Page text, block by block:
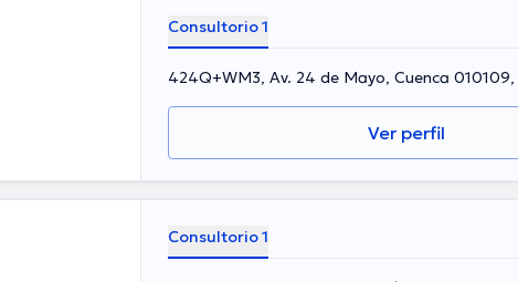
Consultorio 1
424Q+WM3, Av. 24 de Mayo, Cuenca 010109,
Ver perfil
Consultorio 1